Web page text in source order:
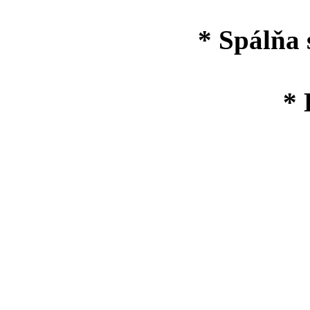
* Spálňa
*